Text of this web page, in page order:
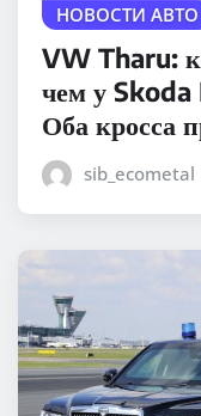
НОВОСТИ АВТО
VW Tharu:
чем у
Оба кросса
sib_ecometal